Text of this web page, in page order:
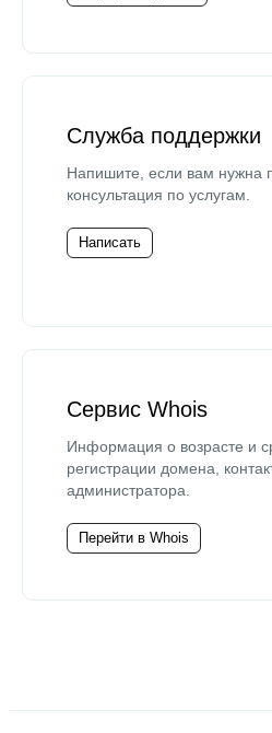
Служба поддержки
Напишите, если вам нужна
консультация по услугам.
Написать
Сервис Whois
Информация о возрасте и
регистрации домена,
администратора.
Перейти в Whois